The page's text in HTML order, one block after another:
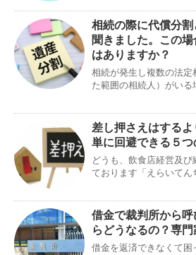
相続の際に代償分
聞きました。この
はありますか？
相続が発生し複数の法
た範囲の相続人）がい
差し押さえはする
単に回避できる５つ
どうも、飲食店経営及
ております「えらいてん
借金で裁判所から
らどうなるの？専
借金を返済できなくて